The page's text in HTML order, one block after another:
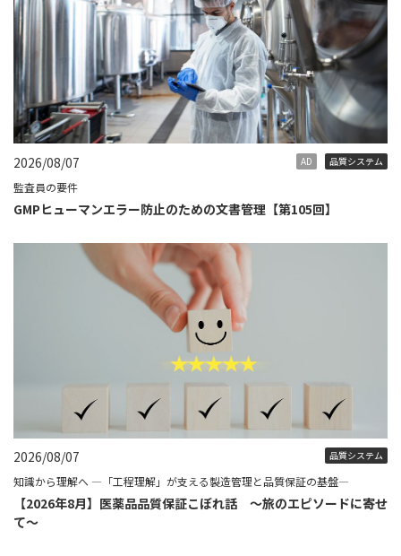
2026/08/07 AD 品質システム
監査員の要件
GMPヒューマンエラー防止のための文書管理【第105回】
2026/08/07 品質システム
知識から理解へ ―「工程理解」が支える製造管理と品質保証の基盤―
【2026年8月】医薬品品質保証こぼれ話 ～旅のエピソードに寄せ
て～